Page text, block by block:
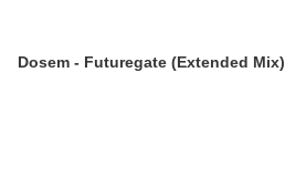
Dosem - Futuregate (Extended Mix)